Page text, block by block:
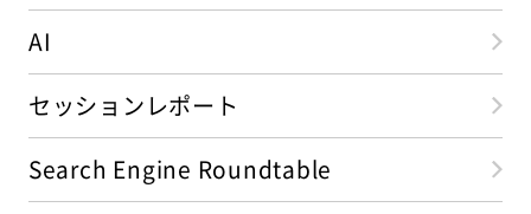
AI
セッションレポート
Search Engine Roundtable